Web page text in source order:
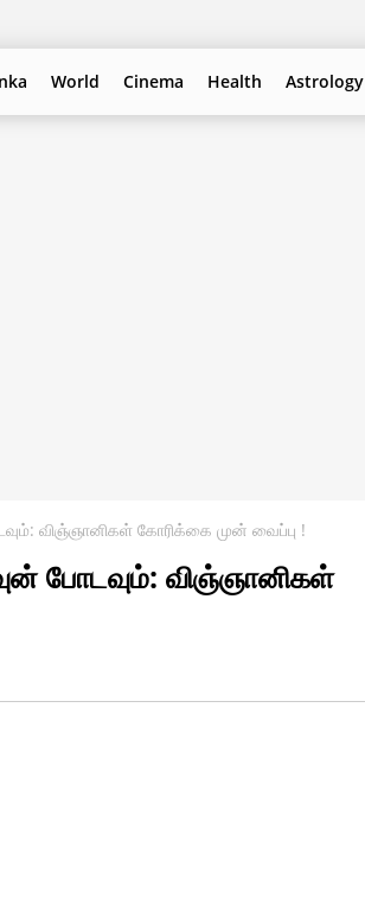
World Cinema Health Astrology
விஞ்ஞானிகள் கோரிக்கை முன் வைப்பு !
போடவும்: விஞ்ஞானிகள்